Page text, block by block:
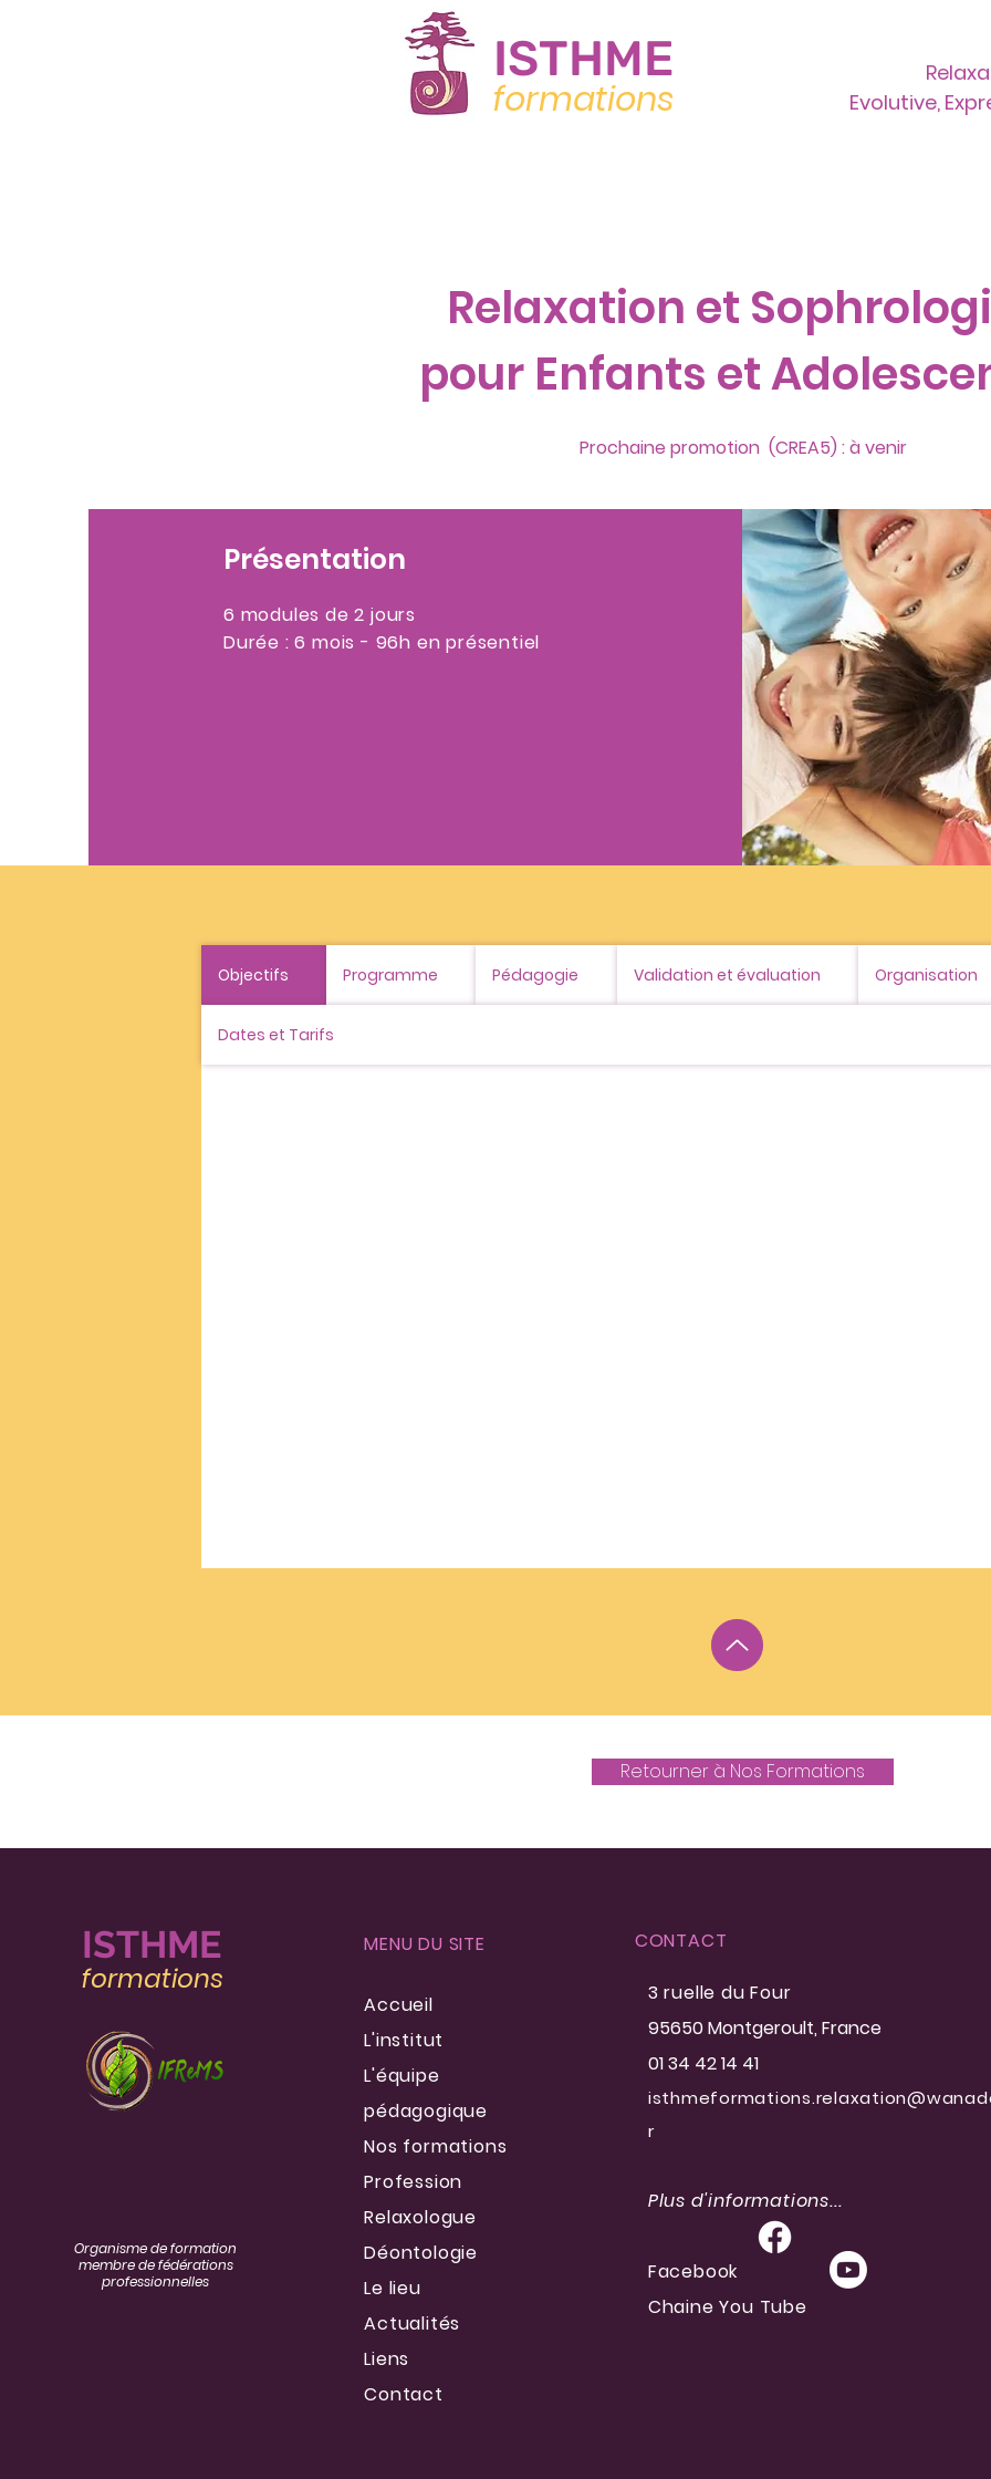
ISTHME
formations
Evolutive,
Relaxation et
pour Enfants et
Prochaine promotion (CREA5) :à venir
Présentation
6 modules de 2 jours
Durée : 6 mois - 96h en présentiel
Objectifs Programme Pédagogie Validation et évaluation Organisation
Dates et Tarifs
Retourner à Nos Formations
ISTHME
formations
Organisme de formation
membre de fédérations
professionnelles
MENU DU SITE
Accueil
L'institut
L'équipe
pédagogique
Nos formations
Profession
Relaxologue
Déontologie
Le lieu
Actualités
Liens
Contact
CONTACT
3 ruelle du Four
95650 Montgeroult, France
01 34 42 14 41
r
Plus d'informations...
Facebook
Chaine You Tube